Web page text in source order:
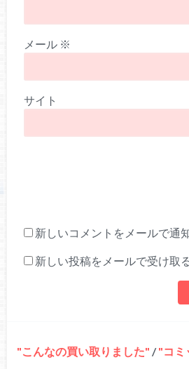
メール ※
サイト
新しいコメントをメールで通
新しい投稿をメールで受け取
こんなの買い取りました / コ